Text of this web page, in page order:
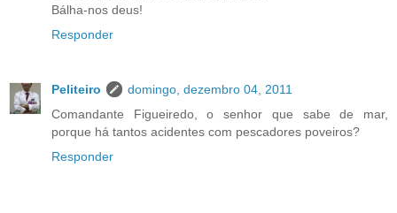
Bálha-nos deus!
Responder
Peliteiro
domingo, dezembro 04, 2011
Comandante Figueiredo, o senhor que sabe de mar,
porque há tantos acidentes com pescadores poveiros?
Responder